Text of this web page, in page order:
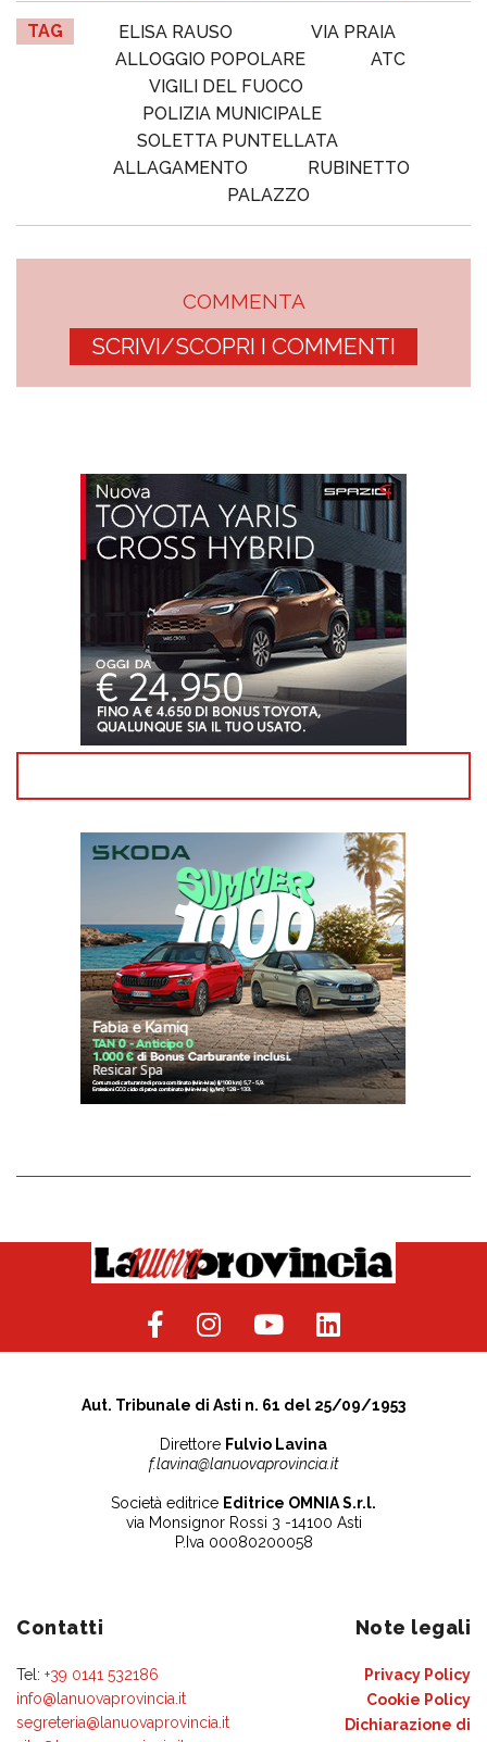
TAG ELISA RAUSO
VIA PRAIA
ALLOGGIO POPOLARE
ATC
VIGILI DEL FUOCO
POLIZIA MUNICIPALE
SOLETTA PUNTELLATA
ALLAGAMENTO
RUBINETTO
PALAZZO
COMMENTA
SCRIVI/SCOPRI I COMMENTI
Aut. Tribunale di Asti n. 61 del 25/09/1953
Direttore Fulvio Lavina
f.lavina@lanuovaprovincia.it
Società editrice Editrice OMNIA S.r.l.
via Monsignor Rossi 3 -14100 Asti
P.Iva 00080200058
Contatti
Tel: +39 0141 532186
info@lanuovaprovincia.it
segreteria@lanuovaprovincia.it
Note legali
Privacy Policy
Cookie Policy
Dichiarazione di